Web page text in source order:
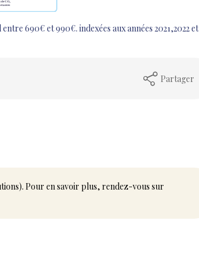
690€ et 990€. indexées aux années 2021,2022 et
Partager
Pour en savoir plus, rendez-vous sur